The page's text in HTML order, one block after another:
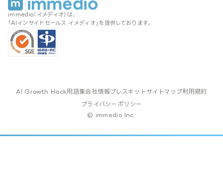
immedio（イメディオ）は、
「AIインサイドセールス イメディオ」を提供しております。
AI Growth Hack用語集会社情報プレスキットサイトマップ利用規約
プライバシーポリシー
© immedio Inc.